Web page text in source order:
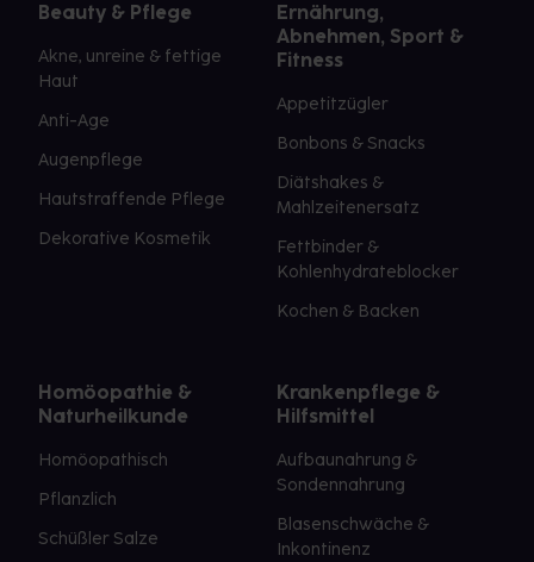
Beauty & Pflege
Akne, unreine & fettige
Haut
Anti-Age
Augenpflege
Hautstraffende Pflege
Dekorative Kosmetik
Ernährung,
Abnehmen, Sport &
Fitness
Appetitzügler
Bonbons & Snacks
Diätshakes &
Mahlzeitenersatz
Fettbinder &
Kohlenhydrateblocker
Kochen & Backen
Homöopathie &
Naturheilkunde
Homöopathisch
Pflanzlich
Schüßler Salze
Krankenpflege &
Hilfsmittel
Aufbaunahrung &
Sondennahrung
Blasenschwäche &
Inkontinenz